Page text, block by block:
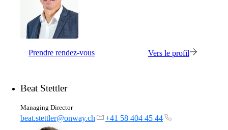
Prendre rendez-vous Vers le profil
Beat Stettler
Managing Director
beat.stettler@onway.ch +41 58 404 45 44